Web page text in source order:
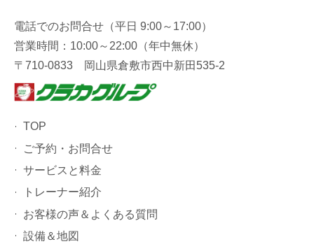
電話でのお問合せ（平日 9:00～17:00）
営業時間：10:00～22:00（年中無休）
〒710-0833 岡山県倉敷市西中新田535-2
TOP
ご予約・お問合せ
サービスと料金
トレーナー紹介
お客様の声＆よくある質問
設備＆地図